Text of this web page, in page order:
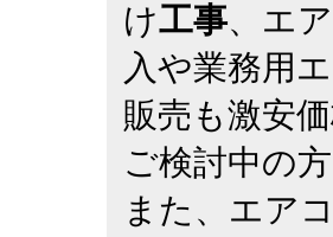
け工事、エ
入や業務用
販売も激安
ご検討中の
また、エア